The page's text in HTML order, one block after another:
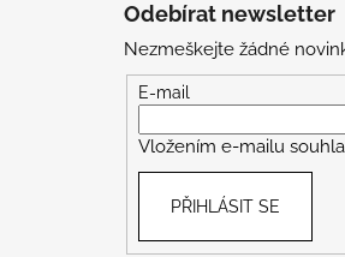
Odebírat newsletter
Nezmeškejte žádné
E-mail
Vložením e-mailu
PŘIHLÁSIT SE